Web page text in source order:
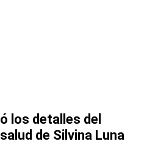
los detalles del
de Silvina Luna